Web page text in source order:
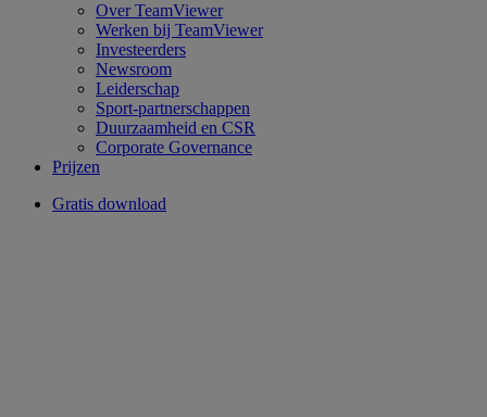
Over TeamViewer
Werken bij TeamViewer
Investeerders
Newsroom
Leiderschap
Sport-partnerschappen
Duurzaamheid en CSR
Corporate Governance
Prijzen
Gratis download